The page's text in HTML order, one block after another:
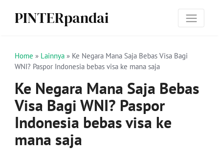
PINTERpandai
Home » Lainnya » Ke Negara Mana Saja Bebas Visa Bagi
WNI? Paspor Indonesia bebas visa ke mana saja
Ke Negara Mana Saja Bebas
Visa Bagi WNI? Paspor
Indonesia bebas visa ke
mana saja